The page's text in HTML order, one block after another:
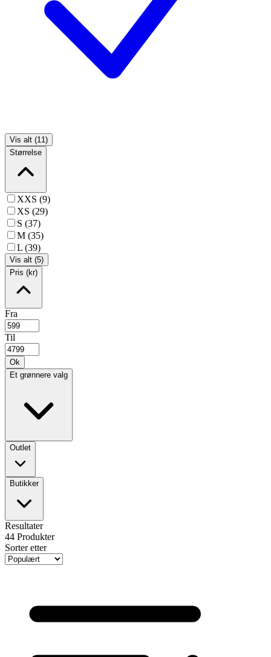
Vis alt (11)
Størrelse
XXS (9)
XS (29)
S (37)
M (35)
L (39)
Vis alt (5)
Pris (kr)
Fra
Til
Ok
Et grønnere valg
Outlet
Butikker
Resultater
44 Produkter
Sorter etter